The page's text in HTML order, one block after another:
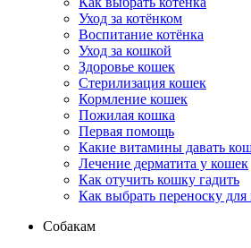
Уход за котёнком
Воспитание котёнка
Уход за кошкой
Здоровье кошек
Стерилизация кошек
Кормление кошек
Пожилая кошка
Первая помощь
Какие витамины давать
Лечение дерматита у кошек
Как отучить кошку гадить
Как выбрать переноску
Собакам